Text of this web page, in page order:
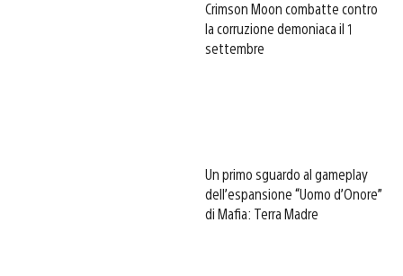
Crimson Moon combatte contro
la corruzione demoniaca il 1
settembre
Un primo sguardo al gameplay
dell’espansione “Uomo d’Onore”
di Mafia: Terra Madre